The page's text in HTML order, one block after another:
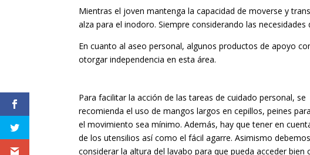
Mientras el joven mantenga la capacidad de moverse y
alza para el inodoro. Siempre considerando las necesidades
En cuanto al aseo personal, algunos productos de apoyo
otorgar independencia en esta área.
Para facilitar la acción de las tareas de cuidado personal, se
recomienda el uso de mangos largos en cepillos, peines
el movimiento sea mínimo. Además, hay que tener en
de los utensilios así como el fácil agarre. Asimismo debemos
considerar la altura del lavabo para que pueda acceder bien